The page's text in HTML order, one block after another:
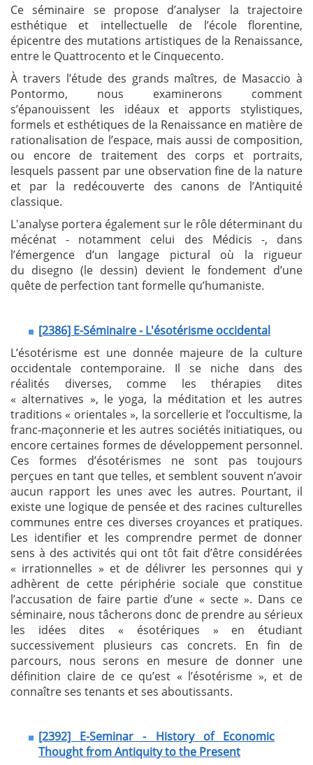
Ce séminaire se propose d’analyser la trajectoire
esthétique et intellectuelle de l’école florentine,
épicentre des mutations artistiques de la Renaissance,
entre le Quattrocento et le Cinquecento.
À travers l’étude des grands maîtres, de Masaccio à
Pontormo, nous examinerons comment
s’épanouissent les idéaux et apports stylistiques,
formels et esthétiques de la Renaissance en matière de
rationalisation de l’espace, mais aussi de composition,
ou encore de traitement des corps et portraits,
lesquels passent par une observation fine de la nature
et par la redécouverte des canons de l’Antiquité
classique.
L'analyse portera également sur le rôle déterminant du
mécénat - notamment celui des Médicis -, dans
l’émergence d’un langage pictural où la rigueur
du disegno (le dessin) devient le fondement d’une
quête de perfection tant formelle qu’humaniste.
[2386] E-Séminaire - L'ésotérisme occidental
L’ésotérisme est une donnée majeure de la culture
occidentale contemporaine. Il se niche dans des
réalités diverses, comme les thérapies dites
« alternatives », le yoga, la méditation et les autres
traditions « orientales », la sorcellerie et l’occultisme, la
franc-maçonnerie et les autres sociétés initiatiques, ou
encore certaines formes de développement personnel.
Ces formes d’ésotérismes ne sont pas toujours
perçues en tant que telles, et semblent souvent n’avoir
aucun rapport les unes avec les autres. Pourtant, il
existe une logique de pensée et des racines culturelles
communes entre ces diverses croyances et pratiques.
Les identifier et les comprendre permet de donner
sens à des activités qui ont tôt fait d’être considérées
« irrationnelles » et de délivrer les personnes qui y
adhèrent de cette périphérie sociale que constitue
l’accusation de faire partie d’une « secte ». Dans ce
séminaire, nous tâcherons donc de prendre au sérieux
les idées dites « ésotériques » en étudiant
successivement plusieurs cas concrets. En fin de
parcours, nous serons en mesure de donner une
définition claire de ce qu’est « l’ésotérisme », et de
connaître ses tenants et ses aboutissants.
[2392] E-Seminar - History of Economic
Thought from Antiquity to the Present